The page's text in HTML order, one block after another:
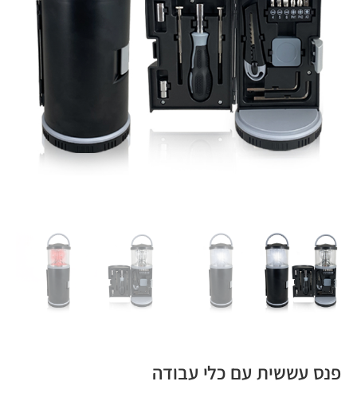
פנס עששית עם כלי עבודה